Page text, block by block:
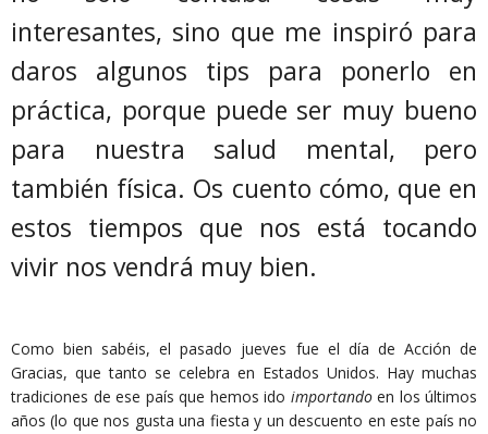
interesantes, sino que me inspiró para
daros algunos tips para ponerlo en
práctica, porque puede ser muy bueno
para nuestra salud mental, pero
también física. Os cuento cómo, que en
estos tiempos que nos está tocando
vivir nos vendrá muy bien.
Como bien sabéis, el pasado jueves fue el día de Acción de
Gracias, que tanto se celebra en Estados Unidos. Hay muchas
tradiciones de ese país que hemos ido importandoen los últimos
años (lo que nos gusta una fiesta y un descuento en este país no